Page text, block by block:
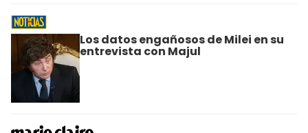
Los datos engañosos de Milei en su
entrevista con Majul